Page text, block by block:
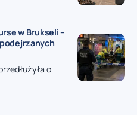
w Brukseli –
o